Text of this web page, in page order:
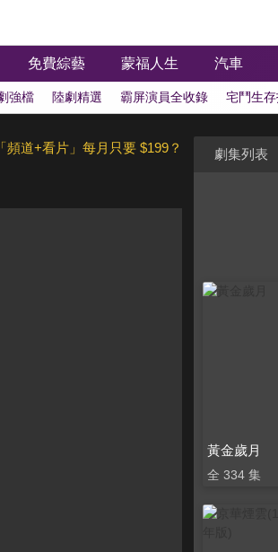
免費綜藝 蒙福人生 汽車
強檔 陸劇精選 霸屏演員全收錄 宅鬥生
「頻道+看片」每月只要 $199？ 劇集列表
黃金歲月
全 334 集